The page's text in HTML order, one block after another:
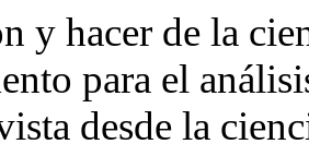
y hacer de la
para el
desde la